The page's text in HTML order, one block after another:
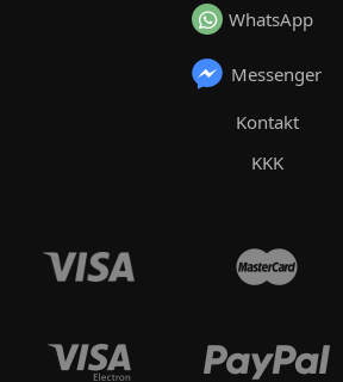
WhatsApp
Messenger
Kontakt
KKK